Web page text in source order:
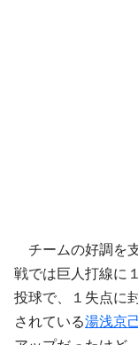
チームの好調を
戦では巨人打線に
投球で、１失点に
されている湯浅京